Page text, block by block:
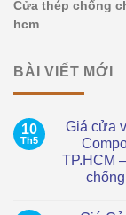
BÀI VIẾT MỚI
10
Th5
Giá cửa
TP.HCM
Cửa thép chống
hcm